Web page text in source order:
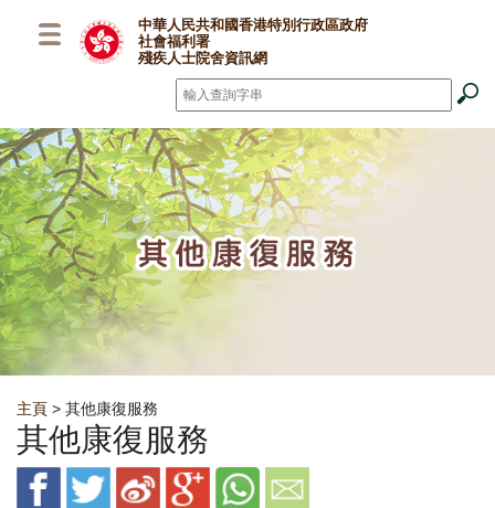
中華人民共和國香港特別行政區政府
社會福利署
殘疾人士院舍資訊網
搜尋*
Breadcrumb
主頁 > 其他康復服務
其他康復服務